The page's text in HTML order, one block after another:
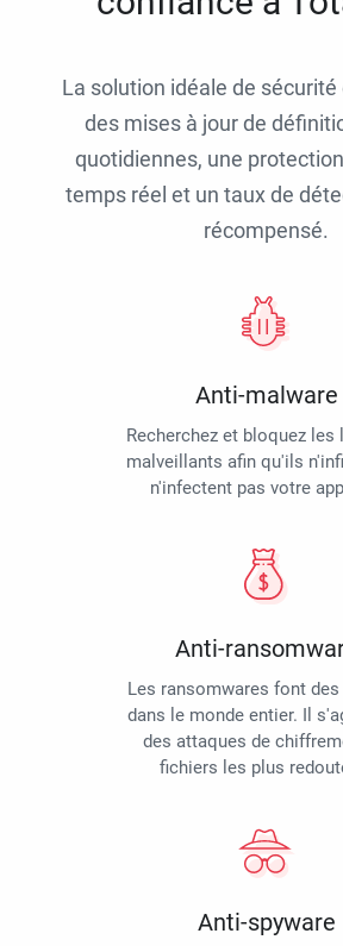
La solution idéale de sécurité
des mises à jour de
quotidiennes, une
temps réel et un taux de
récompensé.
Anti-malware
Recherchez et bloquez les
malveillants afin qu'ils
n'infectent pas votre
Anti-
Les ransomwares font des
dans le monde entier. Il
des attaques de
fichiers les plus
Anti-spyware